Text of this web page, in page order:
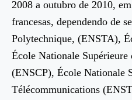
2008 a outubro de 2010,
francesas, dependendo de
Polytechnique, (ENSTA),
École Nationale Supérieure
(ENSCP), École Nationale
Télécommunications